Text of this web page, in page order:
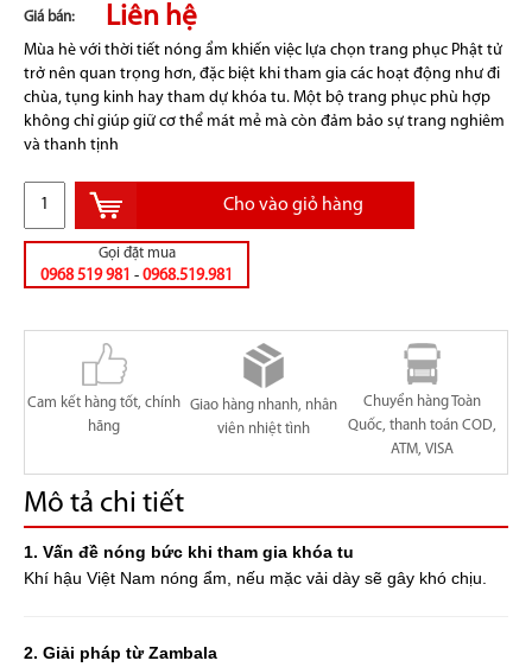
Giá bán: Liên hệ
Mùa hè với thời tiết nóng ẩm khiến việc lựa chọn trang phục Phật tử
trở nên quan trọng hơn, đặc biệt khi tham gia các hoạt động như đi
chùa, tụng kinh hay tham dự khóa tu. Một bộ trang phục phù hợp
không chỉ giúp giữ cơ thể mát mẻ mà còn đảm bảo sự trang nghiêm
và thanh tịnh
Cho vào giỏ hàng
Gọi đặt mua
0968 519 981 - 0968.519.981
Cam kết hàng tốt, chính
hãng
Giao hàng nhanh, nhân
viên nhiệt tình
Chuyển hàng Toàn
Quốc, thanh toán COD,
ATM, VISA
Mô tả chi tiết
1. Vấn đề nóng bức khi tham gia khóa tu
Khí hậu Việt Nam nóng ẩm, nếu mặc vải dày sẽ gây khó chịu.
2. Giải pháp từ Zambala